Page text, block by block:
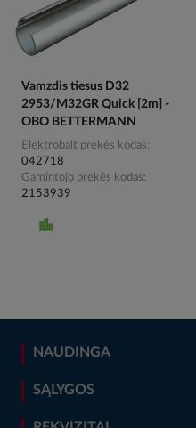
Vamzdis tiesus D32
2953/M32GR Quick [2m] -
OBO BETTERMANN
Elektrobalt prekės kodas
042718
Gamintojo prekės kodas
2153939
NAUDINGA
SĄLYGOS